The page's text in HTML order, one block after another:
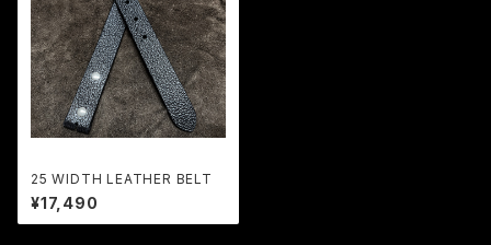
25 WIDTH LEATHER BELT
¥17,490